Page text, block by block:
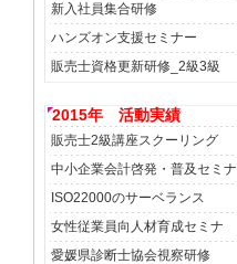
新入社員集合研修
ハンズオン支援セミナー
販売士資格更新研修_2級3級
2015年 活動実績
販売士2級講座スクーリング
中小企業会計啓発・普及セミナ
ISO22000のサーベランス
女性従業員向人材育成セミナ
愛媛県診断士協会視察研修